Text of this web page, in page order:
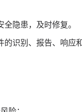
隐患，及时修复。
识别、报告、响应